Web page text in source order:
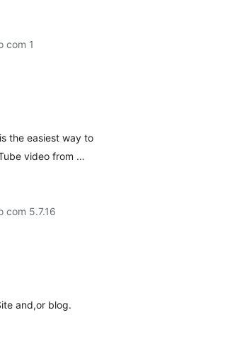
com 1
the easiest way to
video from …
com 5.7.16
and,or blog.